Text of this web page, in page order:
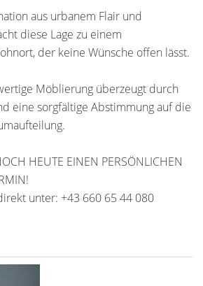
aus urbanem Flair und
diese Lage zu einem
der keine Wünsche offen lässt.
Möblierung überzeugt durch
eine sorgfältige Abstimmung auf die
HEUTE EINEN PERSÖNLICHEN
unter: +43 660 65 44 080